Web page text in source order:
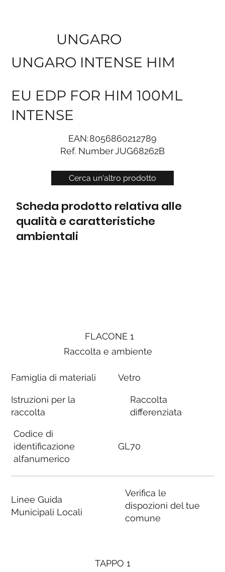
Cerca un'altro prodotto
UNGARO
UNGARO INTENSE HIM
EU EDP FOR HIM 100ML
INTENSE
EAN:8056860212789
Ref. NumberJUG68262B
Scheda prodotto relativa alle
qualità e caratteristiche
ambientali
FLACONE 1
Raccolta e ambiente
Famiglia di materiali
Istruzioni per la
raccolta
Codice di
identificazione
alfanumerico
Linee Guida
Municipali Locali
Vetro
Raccolta
differenziata
GL70
Verifica le
dispozioni del tue
comune
TAPPO 1